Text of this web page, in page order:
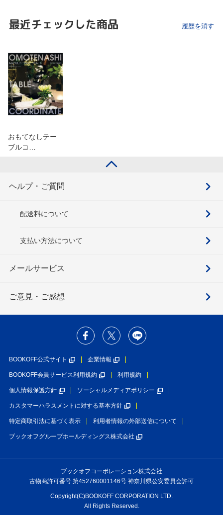
最近チェックした商品 履歴を消す
おもてなしテー
ブルコ…
ヘルプ・ご質問
配送料について
支払い方法について
メールサービス
ご意見・ご感想
BOOKOFF公式サイト 企業情報
BOOKOFF会員サービス利用規約 利用規約
個人情報保護方針 ソーシャルメディアポリシー
カスタマーハラスメントに対する基本方針
特定商取引法に基づく表示 利用者情報の外部送信について
ブックオフグループホールディングス株式会社
ブックオフコーポレーション株式会社
古物商許可番号 第452760001146号 神奈川県公安委員会許可
Copyright(C)BOOKOFF CORPORATION LTD.
All Rights Reserved.